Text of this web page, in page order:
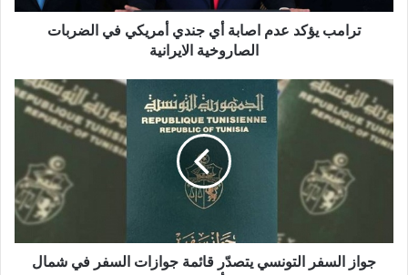
ترامب يؤكد عدم اصابة أي جندي أمريكي في الضربات
الصاروخية الايرانية
جواز السفر التونسي يتصدّر قائمة جوازات السفر في شمال